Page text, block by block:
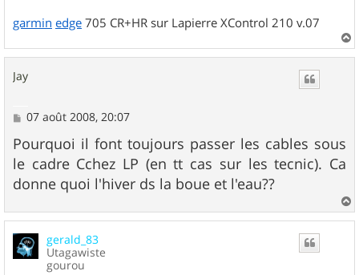
garmin edge 705 CR+HR sur Lapierre XControl 210 v.07
a
Jay
M
s
s
a
g
e
07 août 2008, 20:07
Pourquoi il font toujours passer les cables sous
le cadre Cchez LP (en tt cas sur les tecnic). Ca
donne quoi l'hiver ds la boue et l'eau??
a
gerald_83
Utagawiste
gourou